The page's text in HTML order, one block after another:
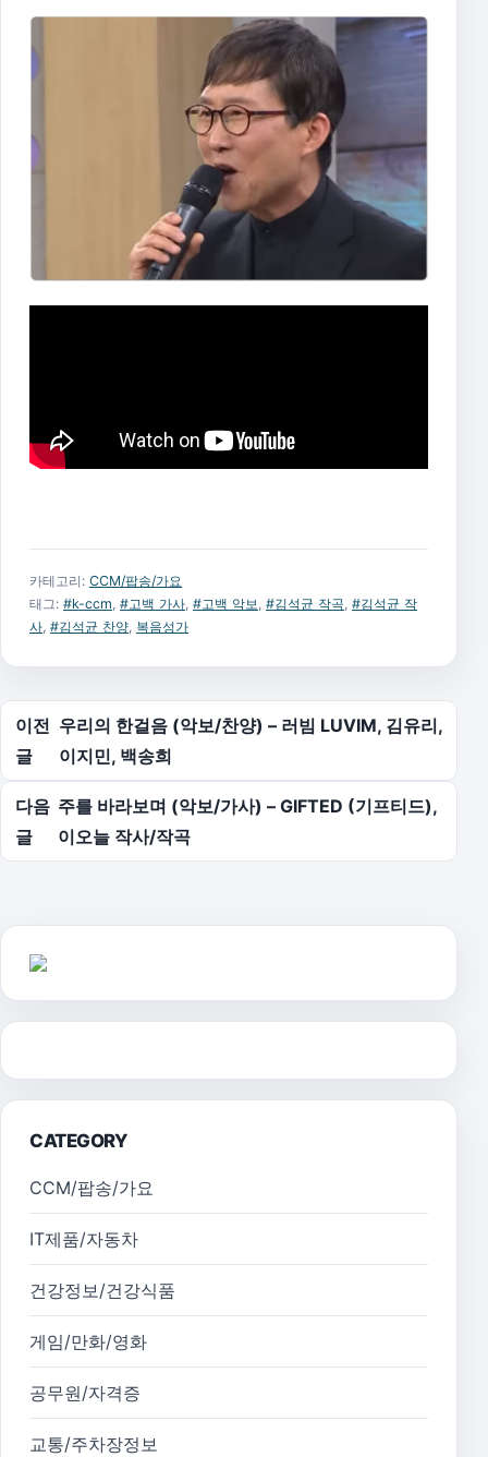
카테고리: CCM/팝송/가요
태그: #k-ccm, #고백 가사, #고백 악보, #김석균 작곡, #김석균 작
사, #김석균 찬양, 복음성가
글 탐색
이전
글
우리의 한걸음 (악보/찬양) – 러빔 LUVIM, 김유리,
이지민, 백송희
다음
글
주를 바라보며 (악보/가사) – GIFTED (기프티드),
이오늘 작사/작곡
CATEGORY
CCM/팝송/가요
IT제품/자동차
건강정보/건강식품
게임/만화/영화
공무원/자격증
교통/주차장정보